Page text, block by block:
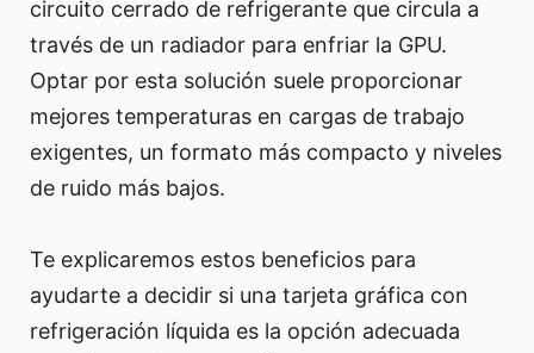
circuito cerrado de refrigerante que circula a
través de un radiador para enfriar la GPU.
Optar por esta solución suele proporcionar
mejores temperaturas en cargas de trabajo
exigentes, un formato más compacto y niveles
de ruido más bajos.
Te explicaremos estos beneficios para
ayudarte a decidir si una tarjeta gráfica con
refrigeración líquida es la opción adecuada